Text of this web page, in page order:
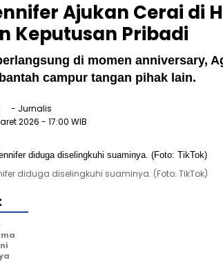
Ajukan Cerai di
Keputusan Pribadi
di momen anniversary,
campur tangan pihak lain.
- Jurnalis
2026 - 17:00 WIB
diduga diselingkuhi suaminya. (Foto: TikTok)